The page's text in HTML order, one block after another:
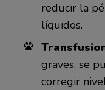
reducir la
líquidos.
graves, se
corregir